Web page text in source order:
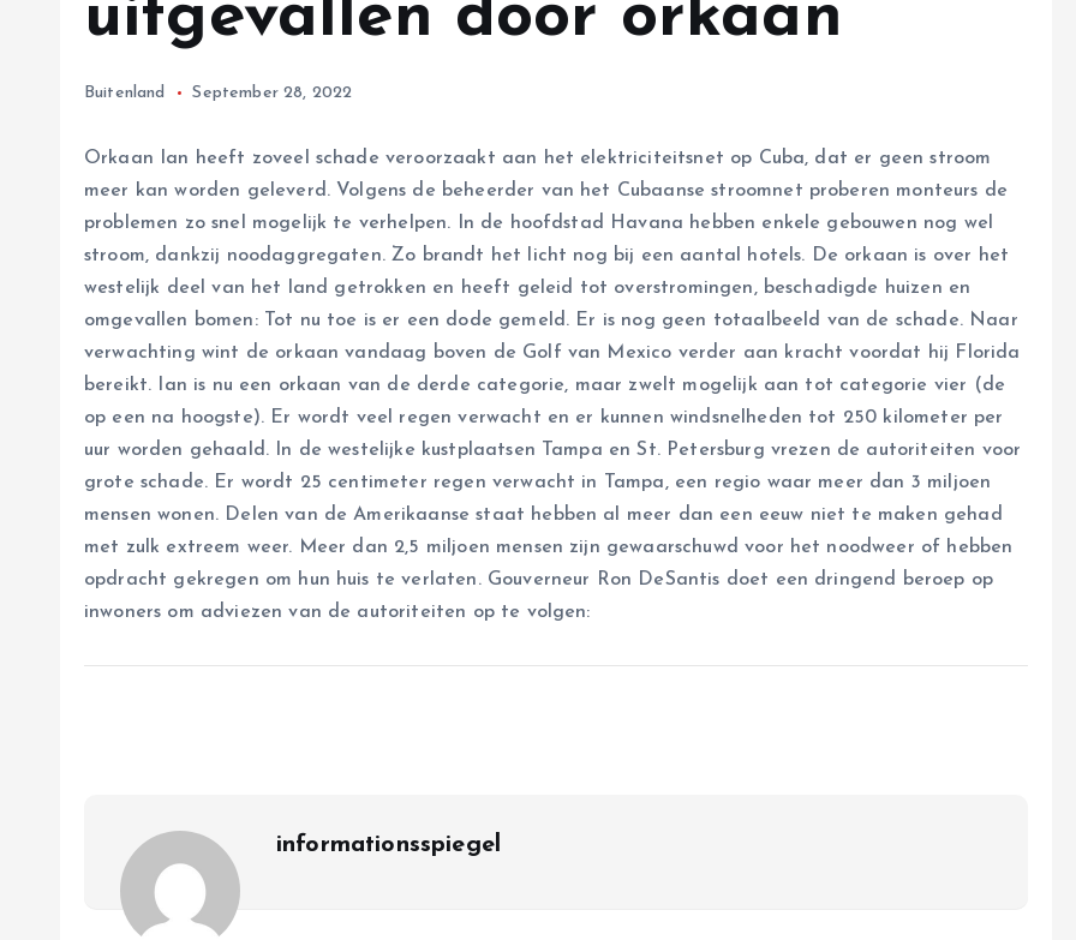
uitgevallen door orkaan
Buitenland September 28, 2022
Orkaan Ian heeft zoveel schade veroorzaakt aan het elektriciteitsnet op Cuba, dat er geen stroom
meer kan worden geleverd. Volgens de beheerder van het Cubaanse stroomnet proberen monteurs de
problemen zo snel mogelijk te verhelpen. In de hoofdstad Havana hebben enkele gebouwen nog wel
stroom, dankzij noodaggregaten. Zo brandt het licht nog bij een aantal hotels. De orkaan is over het
westelijk deel van het land getrokken en heeft geleid tot overstromingen, beschadigde huizen en
omgevallen bomen: Tot nu toe is er een dode gemeld. Er is nog geen totaalbeeld van de schade. Naar
verwachting wint de orkaan vandaag boven de Golf van Mexico verder aan kracht voordat hij Florida
bereikt. Ian is nu een orkaan van de derde categorie, maar zwelt mogelijk aan tot categorie vier (de
op een na hoogste). Er wordt veel regen verwacht en er kunnen windsnelheden tot 250 kilometer per
uur worden gehaald. In de westelijke kustplaatsen Tampa en St. Petersburg vrezen de autoriteiten voor
grote schade. Er wordt 25 centimeter regen verwacht in Tampa, een regio waar meer dan 3 miljoen
mensen wonen. Delen van de Amerikaanse staat hebben al meer dan een eeuw niet te maken gehad
met zulk extreem weer. Meer dan 2,5 miljoen mensen zijn gewaarschuwd voor het noodweer of hebben
opdracht gekregen om hun huis te verlaten. Gouverneur Ron DeSantis doet een dringend beroep op
inwoners om adviezen van de autoriteiten op te volgen:
informationsspiegel